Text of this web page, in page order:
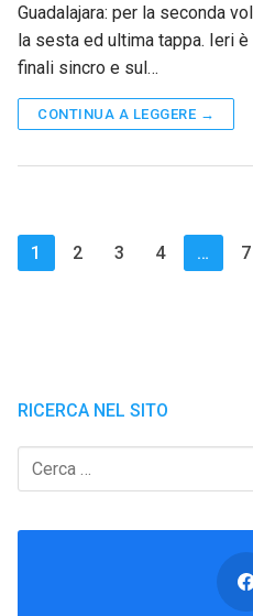
Guadalajara: per la seconda
la sesta ed ultima tappa. Ieri
finali sincro e sul…
CONTINUA A LEGGERE →
Paginazione
degli
1 2 3 4 … 7
RICERCA NEL SITO
Cerca: